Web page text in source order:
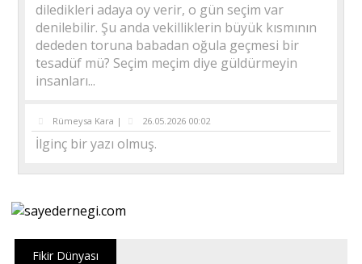
diledikleri adaya oy verir, o gün seçim var
denilebilir. Şu anda vekilliklerin büyük kısmının
dededen toruna babadan oğula geçmesi bir
tesadüf mü? Seçim meçim diye güldürmeyin
insanları...
Rümeysa Kara | 26.05.2026 00:02
İlginç bir yazı olmuş.
Fikir Dünyası